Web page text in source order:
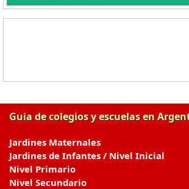
Guia de colegios y escuelas en
Jardines Maternales
Jardines de Infantes / Nivel Inicial
Nivel Primario
Nivel Secundario